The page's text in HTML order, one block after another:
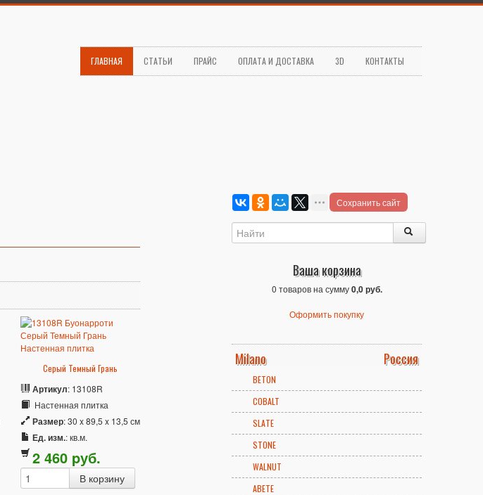
ГЛАВНАЯ СТАТЬИ ПРАЙС ОПЛАТА И ДОСТАВКА 3D КОНТАКТЫ
Серый Темный Грань
Артикул: 13108R
Настенная плитка
Размер: 30 x 89,5 x 13,5 см
Ед. изм.: кв.м.
2 460 pуб.
Сохранить сайт
Ваша корзина
0 товаров на сумму0,0 руб.
Оформить покупку
Milano Россия
BETON
COBALT
SLATE
STONE
WALNUT
ABETE